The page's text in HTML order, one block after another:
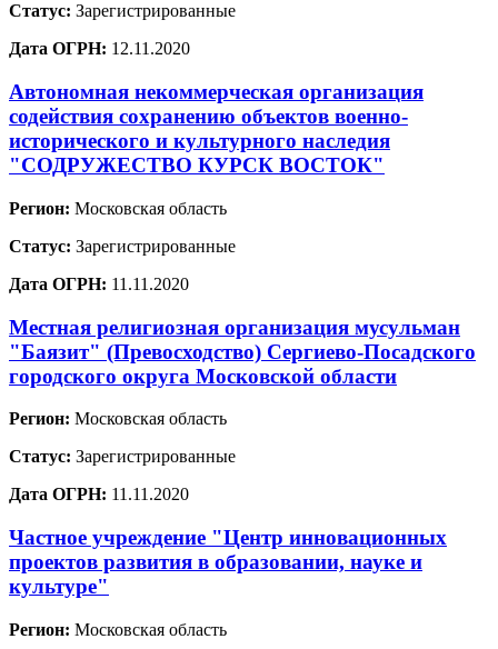
Статус: Зарегистрированные
Дата ОГРН: 12.11.2020
Автономная некоммерческая организация
содействия сохранению объектов военно-
исторического и культурного наследия
"СОДРУЖЕСТВО КУРСК ВОСТОК"
Регион: Московская область
Статус: Зарегистрированные
Дата ОГРН: 11.11.2020
Местная религиозная организация мусульман
"Баязит" (Превосходство) Сергиево-Посадского
городского округа Московской области
Регион: Московская область
Статус: Зарегистрированные
Дата ОГРН: 11.11.2020
Частное учреждение "Центр инновационных
проектов развития в образовании, науке и
культуре"
Регион: Московская область